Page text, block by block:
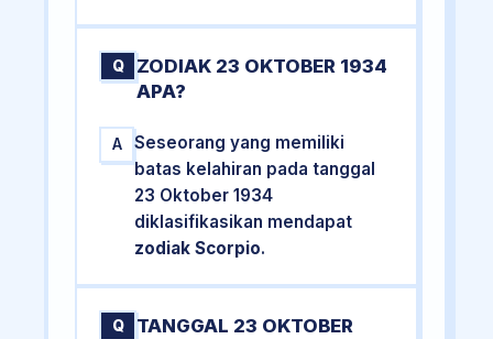
Q
ZODIAK 23 OKTOBER 1934
APA?
A
Seseorang yang memiliki
batas kelahiran pada tanggal
23 Oktober 1934
diklasifikasikan mendapat
zodiak Scorpio.
Q
TANGGAL 23 OKTOBER